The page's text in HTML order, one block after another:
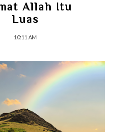
Allah Itu
Luas
10:11 AM